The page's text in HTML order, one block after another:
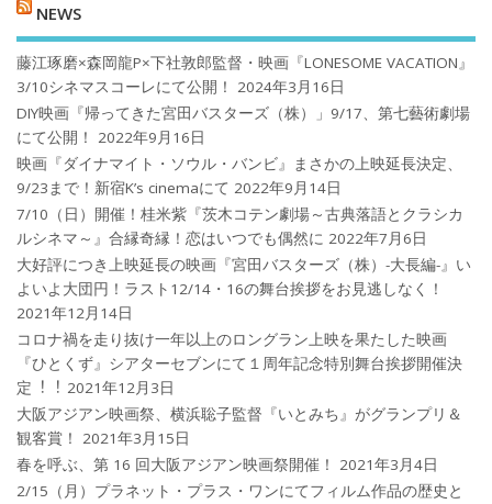
NEWS
藤江琢磨×森岡龍P×下社敦郎監督・映画『LONESOME VACATION』
3/10シネマスコーレにて公開！
2024年3月16日
DIY映画『帰ってきた宮田バスターズ（株）」9/17、第七藝術劇場
にて公開！
2022年9月16日
映画『ダイナマイト・ソウル・バンビ』まさかの上映延長決定、
9/23まで！新宿K’s cinemaにて 2022年9月14日
7/10（日）開催！桂米紫『茨木コテン劇場～古典落語とクラシカ
ルシネマ～』合縁奇縁！恋はいつでも偶然に 2022年7月6日
大好評につき上映延長の映画『宮田バスターズ（株）-大長編-』い
よいよ大団円！ラスト12/14・16の舞台挨拶をお見逃しなく！
2021年12月14日
コロナ禍を⾛り抜け⼀年以上のロングラン上映を果たした映画
『ひとくず』シアターセブンにて１周年記念特別舞台挨拶開催決
定︕︕ 2021年12月3日
大阪アジアン映画祭、横浜聡子監督『いとみち』がグランプリ＆
観客賞！
2021年3月15日
春を呼ぶ、第 16 回大阪アジアン映画祭開催！
2021年3月4日
2/15（月）プラネット・プラス・ワンにてフィルム作品の歴史と